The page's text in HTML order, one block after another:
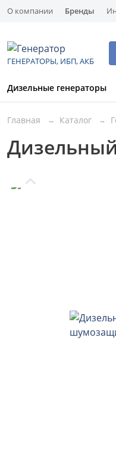
О компании Бренды
ГЕНЕРАТОРЫ, ИБП, АКБ
Дизельные генераторы
Главная Каталог